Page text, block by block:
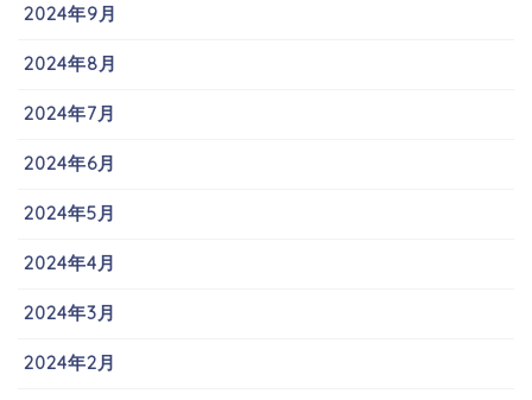
2024年9月
2024年8月
2024年7月
2024年6月
2024年5月
2024年4月
2024年3月
2024年2月